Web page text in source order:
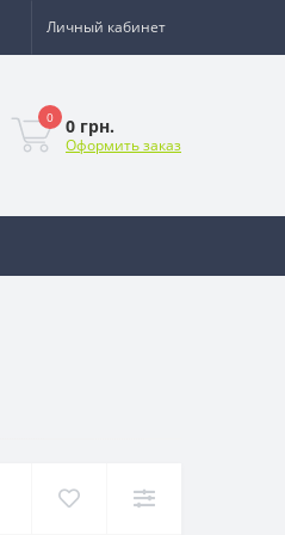
Личный кабинет
0 0 грн.
Оформить заказ